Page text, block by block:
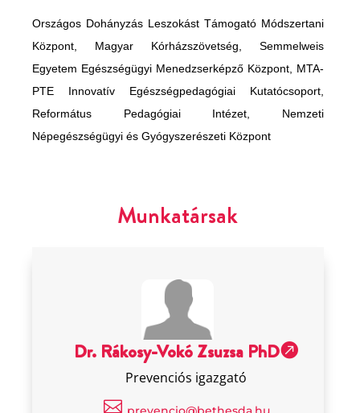
Országos Dohányzás Leszokást Támogató Módszertani
Központ, Magyar Kórházszövetség,Semmelweis
Egyetem Egészségügyi Menedzserképző Központ, MTA-
PTE Innovatív Egészségpedagógiai Kutatócsoport,
Református Pedagógiai Intézet, Nemzeti
Népegészségügyi és Gyógyszerészeti Központ
Munkatársak
Dr. Rákosy-Vokó Zsuzsa PhD
Prevenciós igazgató
